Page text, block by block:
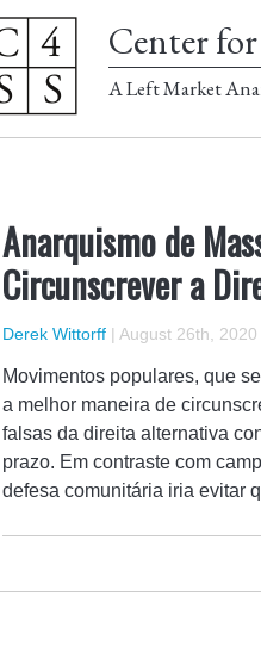
Center for
A Left Market
Anarquismo de
Circunscrever a
Derek Wittorff | August 26th, 2020
Movimentos populares, que
a melhor maneira de
falsas da direita alternativa
prazo. Em contraste com
defesa comunitária iria evitar